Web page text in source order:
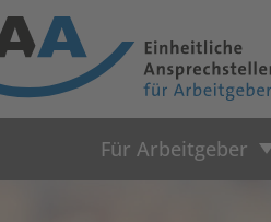
Für Arbeitgeber